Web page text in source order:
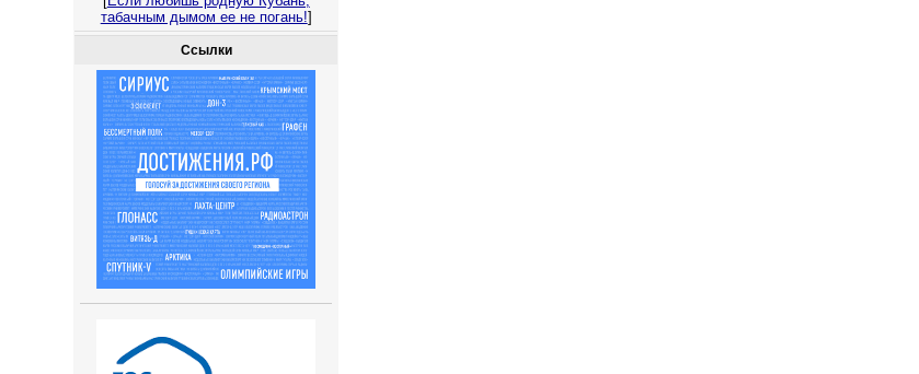
табачным дымом ее не погань!]
Ссылки